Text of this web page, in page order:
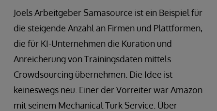
Joels Arbeitgeber Samasource ist ein Beispiel für
die steigende Anzahl an Firmen und Plattformen,
die für KI-Unternehmen die Kuration und
Anreicherung von Trainingsdaten mittels
Crowdsourcing übernehmen. Die Idee ist
keineswegs neu. Einer der Vorreiter war Amazon
mit seinem Mechanical Turk Service. Über